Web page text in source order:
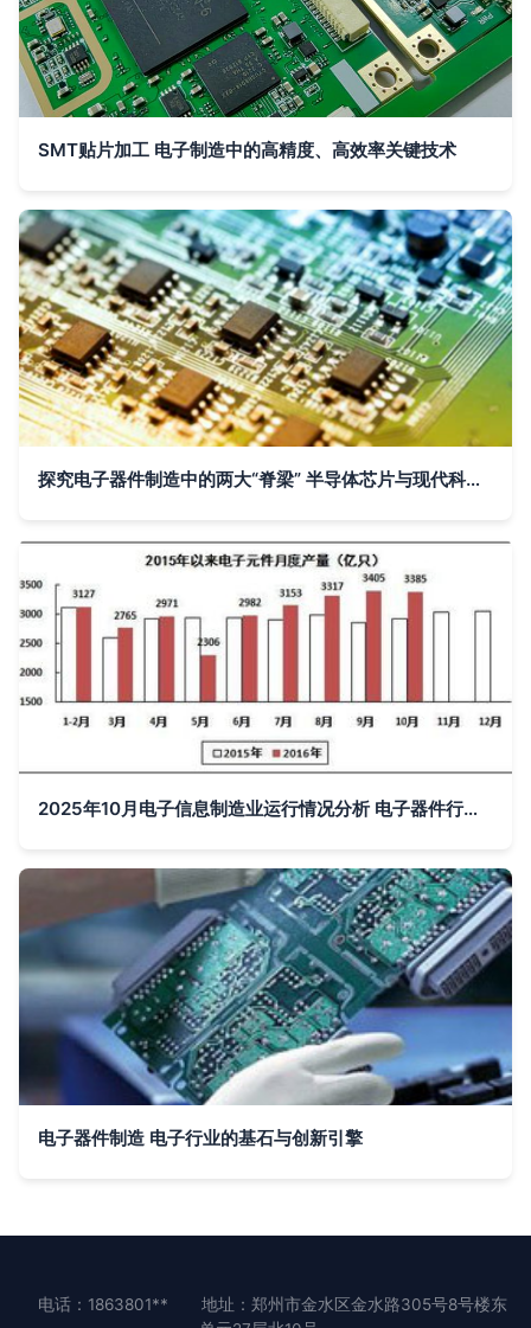
SMT贴片加工 电子制造中的高精度、高效率关键技术
探究电子器件制造中的两大“脊梁” 半导体芯片与现代科技硬件核心素养
2025年10月电子信息制造业运行情况分析 电子器件行业生产平稳增长
电子器件制造 电子行业的基石与创新引擎
电话：1863801**
地址：郑州市金水区金水路305号8号楼东